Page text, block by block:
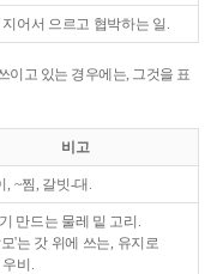
어서 으르고 협박하는 일.
이고 있는 경우에는, 그것을 표
비고
, ~찜, 갈빗-대.
만드는 물레 밑 고리.
'는 갓 위에 쓰는, 유지로
우비.